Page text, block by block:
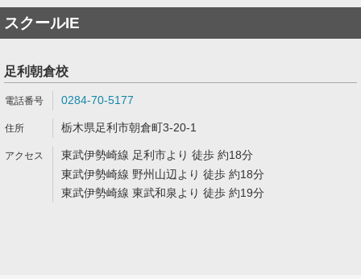
スクールIE
足利朝倉校
0284-70-5177
栃木県足利市朝倉町3-20-1
東武伊勢崎線 足利市より 徒歩 約18分
東武伊勢崎線 野州山辺より 徒歩 約18分
東武伊勢崎線 東武和泉より 徒歩 約19分